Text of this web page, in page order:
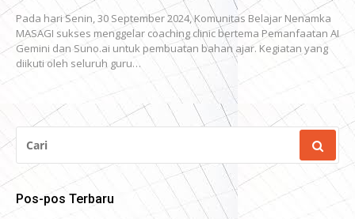
Pada hari Senin, 30 September 2024, Komunitas Belajar Nenamka
MASAGI sukses menggelar coaching clinic bertema Pemanfaatan AI
Gemini dan Suno.ai untuk pembuatan bahan ajar. Kegiatan yang
diikuti oleh seluruh guru…
CARI
UNTUK:
Pos-pos Terbaru